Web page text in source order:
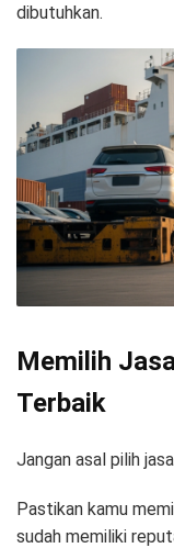
dibutuhkan.
Memilih
Terbaik
Jangan asal pilih
Pastikan kamu
sudah memiliki